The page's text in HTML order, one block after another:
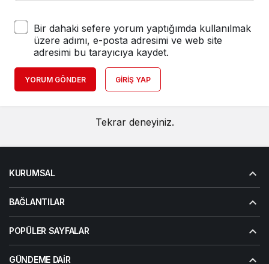
Bir dahaki sefere yorum yaptığımda kullanılmak
üzere adımı, e-posta adresimi ve web site
adresimi bu tarayıcıya kaydet.
YORUM GÖNDER GIRIŞ YAP
Tekrar deneyiniz.
KURUMSAL
BAĞLANTILAR
POPÜLER SAYFALAR
GÜNDEME DAIR